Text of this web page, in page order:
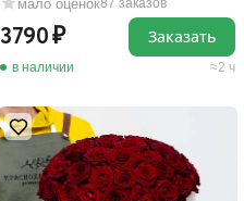
мало оценок87 заказов
3790
в наличии 2 ч
Заказать